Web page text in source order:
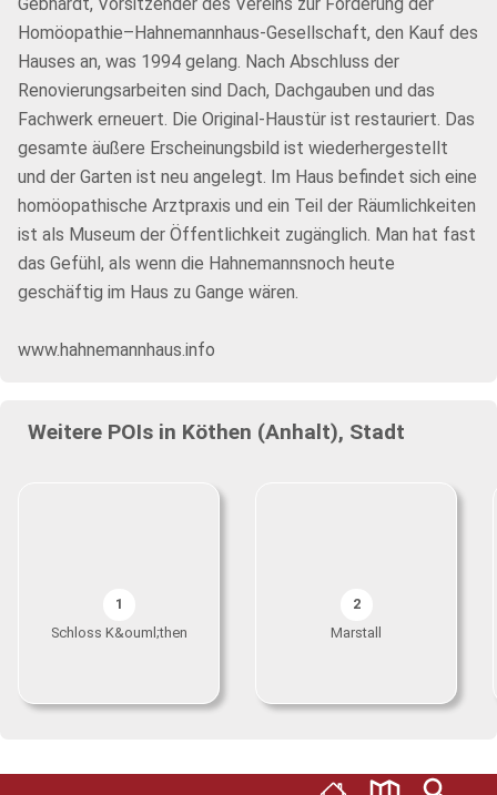
Homöopathie–Hahnemannhaus-Gesellschaft, den Kauf des
Hauses an, was 1994 gelang. Nach Abschluss der
Renovierungsarbeiten sind Dach, Dachgauben und das
Fachwerk erneuert. Die Original-Haustür ist restauriert. Das
gesamte äußere Erscheinungsbild ist wiederhergestellt
und der Garten ist neu angelegt. Im Haus befindet sich eine
homöopathische Arztpraxis und ein Teil der Räumlichkeiten
ist als Museum der Öffentlichkeit zugänglich. Man hat fast
das Gefühl, als wenn die Hahnemannsnoch heute
geschäftig im Haus zu Gange wären.
www.hahnemannhaus.info
Weitere POIs in Köthen (Anhalt), Stadt
1
Schloss K&ouml;then
2
Marstall